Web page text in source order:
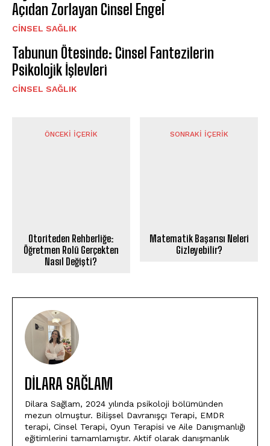
Açıdan Zorlayan Cinsel Engel
CINSEL SAĞLIK
Tabunun Ötesinde: Cinsel Fantezilerin
Psikolojik İşlevleri
CINSEL SAĞLIK
ÖNCEKI İÇERIK
Otoriteden Rehberliğe:
Öğretmen Rolü Gerçekten
Nasıl Değişti?
SONRAKI İÇERIK
Matematik Başarısı Neleri
Gizleyebilir?
DILARA SAĞLAM
Dilara Sağlam, 2024 yılında psikoloji bölümünden
mezun olmuştur. Bilişsel Davranışçı Terapi, EMDR
terapi, Cinsel Terapi, Oyun Terapisi ve Aile Danışmanlığı
eğitimlerini tamamlamıştır. Aktif olarak danışmanlık